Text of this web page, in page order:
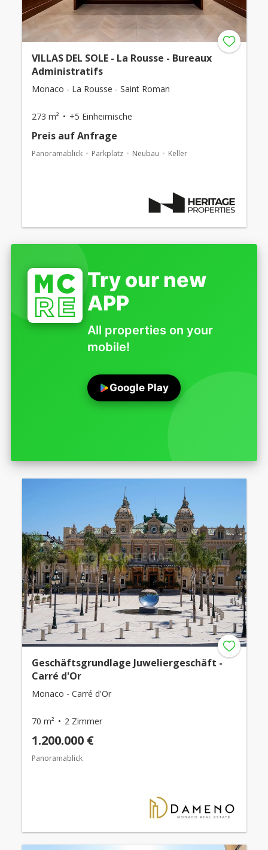
VILLAS DEL SOLE - La Rousse - Bureaux
Administratifs
Monaco - La Rousse - Saint Roman
273 m² +5 Einheimische
Preis auf Anfrage
Panoramablick Parkplatz Neubau Keller
Try our new
APP
All properties on your
mobile!
Google Play
Geschäftsgrundlage Juweliergeschäft -
Carré d'Or
Monaco - Carré d'Or
70 m² 2 Zimmer
1.200.000 €
Panoramablick